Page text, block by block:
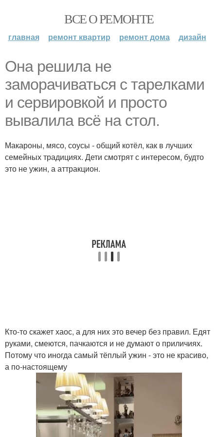
ВСЕ О РЕМОНТЕ
главная ремонт квартир ремонт дома дизайн
Она решила не
заморачиваться с тарелками
и сервировкой и просто
вывалила всё на стол.
Макароны, мясо, соусы - общий котёл, как в лучших
семейных традициях. Дети смотрят с интересом, будто
это не ужин, а аттракцион.
Кто-то скажет хаос, а для них это вечер без правил. Едят
руками, смеются, пачкаются и не думают о приличиях.
Потому что иногда самый тёплый ужин - это не красиво,
а по-настоящему